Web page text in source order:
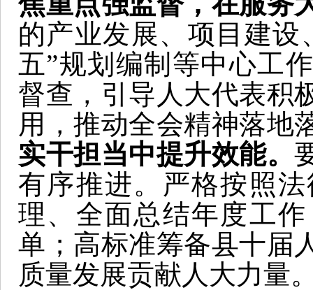
的产业发展、项目建设
五”规划编制等中心工
督查，引导人大代表积
用，推动全会精神落地
实干担当中提升效能。
有序推进。严格按照
理、全面总结年度工
单；高标准筹备县十届
质量发展贡献人大力量